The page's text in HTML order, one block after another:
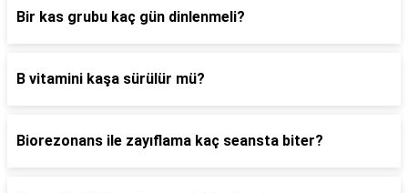
Bir kas grubu kaç gün dinlenmeli?
B vitamini kaşa sürülür mü?
Biorezonans ile zayıflama kaç seansta biter?